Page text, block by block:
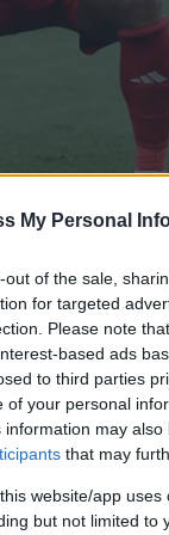
My Personal
out of the sale,
for targeted
Please note
based ads
to third parties
of your personal
information may
that may
website/app
but not limited to
στη Google
με 1-0 στο
τηςSuper
στα